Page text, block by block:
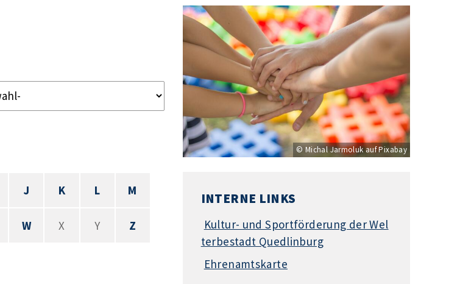
J K L M
W X Y Z
© Michal Jarmoluk auf Pixabay
INTERNE LINKS
Kultur- und Sportförderung der Wel
terbestadt Quedlinburg
Ehrenamtskarte